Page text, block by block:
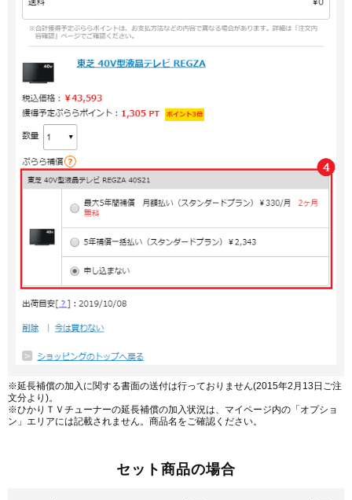
※延長補償の加入に関する書面の送付は行っておりません(2015年2月13日ご注
文分より)。
※ひかりＴＶチューナーの延長補償の加入状況は、マイページ内の「オプショ
ン」エリアには記載されません。商品名をご確認ください。
セット商品の場合